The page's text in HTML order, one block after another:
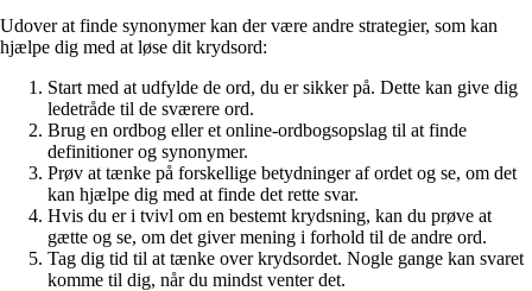
Udover at finde synonymer kan der være andre strategier, som kan
hjælpe dig med at løse dit krydsord:
Start med at udfylde de ord, du er sikker på. Dette kan give dig
ledetråde til de sværere ord.
Brug en ordbog eller et online-ordbogsopslag til at finde
definitioner og synonymer.
Prøv at tænke på forskellige betydninger af ordet og se, om det
kan hjælpe dig med at finde det rette svar.
Hvis du er i tvivl om en bestemt krydsning, kan du prøve at
gætte og se, om det giver mening i forhold til de andre ord.
Tag dig tid til at tænke over krydsordet. Nogle gange kan svaret
komme til dig, når du mindst venter det.